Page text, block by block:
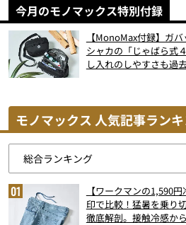
今月のモノマックス特別付録
【MonoMax付録】ガ
シャカの「じゃばら式
し入れのしやすさも過
モノマックス 人気記事ラン
【ワークマンの1,590
印で比較！猛暑を乗り
徹底解剖。接触冷感か